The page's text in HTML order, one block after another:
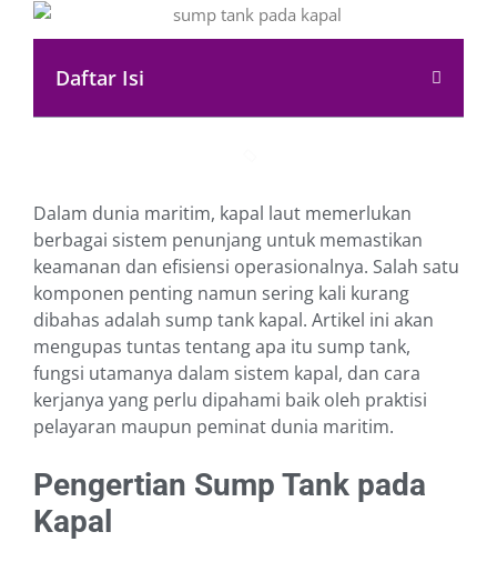
Daftar Isi
Dalam dunia maritim, kapal laut memerlukan
berbagai sistem penunjang untuk memastikan
keamanan dan efisiensi operasionalnya. Salah satu
komponen penting namun sering kali kurang
dibahas adalah sump tank kapal. Artikel ini akan
mengupas tuntas tentang apa itu sump tank,
fungsi utamanya dalam sistem kapal, dan cara
kerjanya yang perlu dipahami baik oleh praktisi
pelayaran maupun peminat dunia maritim.
Pengertian Sump Tank pada
Kapal